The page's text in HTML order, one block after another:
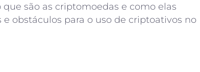
são as criptomoedas e como elas
obstáculos para o uso de criptoativos no